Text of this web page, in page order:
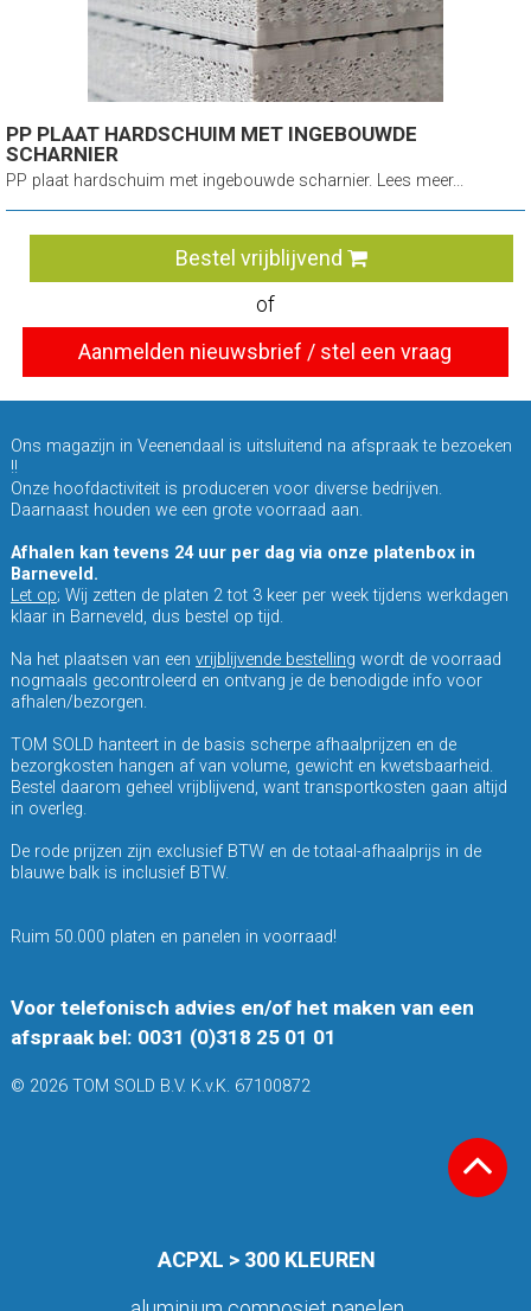
PP PLAAT HARDSCHUIM MET INGEBOUWDE
SCHARNIER
PP plaat hardschuim met ingebouwde scharnier. Lees meer...
Bestel vrijblijvend
of
Aanmelden nieuwsbrief / stel een vraag
Ons magazijn in Veenendaal is uitsluitend na afspraak te bezoeken
!!
Onze hoofdactiviteit is produceren voor diverse bedrijven.
Daarnaast houden we een grote voorraad aan.
Afhalen kan tevens 24 uur per dag via onze platenbox in
Barneveld.
Let op; Wij zetten de platen 2 tot 3 keer per week tijdens werkdagen
klaar in Barneveld, dus bestel op tijd.
Na het plaatsen van een vrijblijvende bestelling wordt de voorraad
nogmaals gecontroleerd en ontvang je de benodigde info voor
afhalen/bezorgen.
TOM SOLD hanteert in de basis scherpe afhaalprijzen en de
bezorgkosten hangen af van volume, gewicht en kwetsbaarheid.
Bestel daarom geheel vrijblijvend, want transportkosten gaan altijd
in overleg.
De rode prijzen zijn exclusief BTW en de totaal-afhaalprijs in de
blauwe balk is inclusief BTW.
Ruim 50.000 platen en panelen in voorraad!
Voor telefonisch advies en/of het maken van een
afspraak bel: 0031 (0)318 25 01 01
© 2026 TOM SOLD B.V. K.v.K. 67100872
ACPXL > 300 KLEUREN